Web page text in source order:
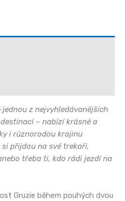
jednou z nejvyhledávanějších
– nabízí krásné a
i různorodou krajinu
přijdou na své trekaři,
třeba ti, kdo rádi jezdí na
Gruzie během pouhých dvou